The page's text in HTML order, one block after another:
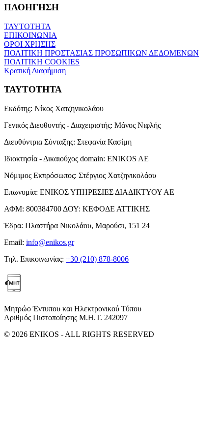
ΠΛΟΗΓΗΣΗ
ΤΑΥΤΟΤΗΤΑ
ΕΠΙΚΟΙΝΩΝΙΑ
ΟΡΟΙ ΧΡΗΣΗΣ
ΠΟΛΙΤΙΚΗ ΠΡΟΣΤΑΣΙΑΣ ΠΡΟΣΩΠΙΚΩΝ ΔΕΔΟΜΕΝΩΝ
ΠΟΛΙΤΙΚΗ COOKIES
Κρατική Διαφήμιση
ΤΑΥΤΟΤΗΤΑ
Εκδότης: Νίκος Χατζηνικολάου
Γενικός Διευθυντής - Διαχειριστής: Μάνος Νιφλής
Διευθύντρια Σύνταξης: Στεφανία Κασίμη
Ιδιοκτησία - Δικαιούχος domain: ENIKOS AE
Νόμιμος Εκπρόσωπος: Στέργιος Χατζηνικολάου
Επωνυμία: ΕΝΙΚΟΣ ΥΠΗΡΕΣΙΕΣ ΔΙΑΔΙΚΤΥΟΥ ΑΕ
ΑΦΜ: 800384700 ΔΟΥ: ΚΕΦΟΔΕ ΑΤΤΙΚΗΣ
Έδρα: Πλαστήρα Νικολάου, Μαρούσι, 151 24
Email: info@enikos.gr
Τηλ. Επικοινωνίας: +30 (210) 878-8006
Μητρώο Έντυπου και Ηλεκτρονικού Τύπου
Αριθμός Πιστοποίησης Μ.Η.Τ. 242097
© 2026 ENIKOS - ALL RIGHTS RESERVED